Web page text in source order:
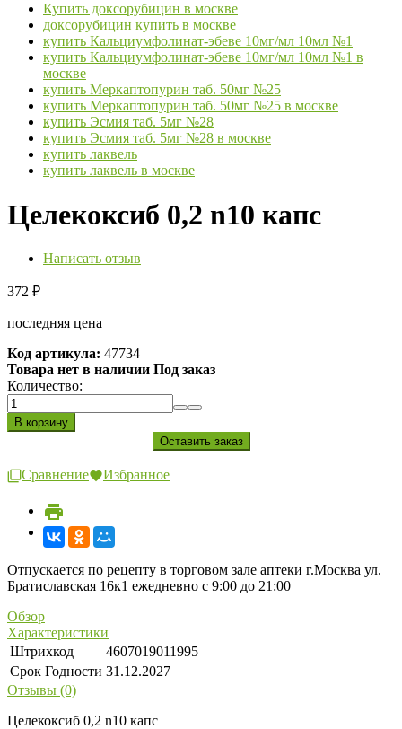
Купить доксорубицин в москве
доксорубицин купить в москве
купить Кальциумфолинат-эбеве 10мг/мл 10мл №1
купить Кальциумфолинат-эбеве 10мг/мл 10мл №1 в
москве
купить Меркаптопурин таб. 50мг №25
купить Меркаптопурин таб. 50мг №25 в москве
купить Эсмия таб. 5мг №28
купить Эсмия таб. 5мг №28 в москве
купить лаквель
купить лаквель в москве
Целекоксиб 0,2 n10 капс
Написать отзыв
372 ₽
последняя цена
Код артикула: 47734
Товара нет в наличии Под заказ
Количество:
Сравнение Избранное
Отпускается по рецепту в торговом зале аптеки г.Москва ул.
Братиславская 16к1 ежедневно с 9:00 до 21:00
Обзор
Характеристики
Штрихкод
4607019011995
Срок Годности 31.12.2027
Отзывы (0)
Целекоксиб 0,2 n10 капс